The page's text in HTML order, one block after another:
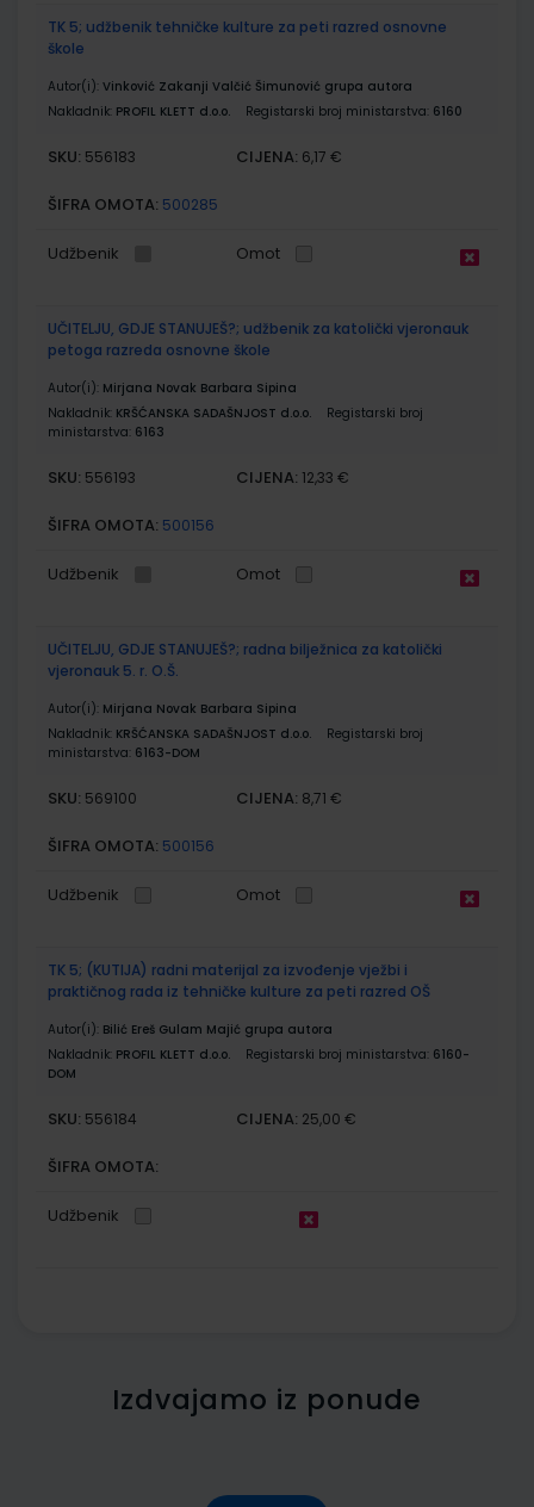
TK 5; udžbenik tehničke kulture za peti razred osnovne
škole
Autor(i): Vinković Zakanji Valčić Šimunović grupa autora
Nakladnik: PROFIL KLETT d.o.o. Registarski broj ministarstva: 6160
SKU: 556183 CIJENA: 6,17 €
ŠIFRA OMOTA: 500285
Udžbenik Omot
UČITELJU, GDJE STANUJEŠ?; udžbenik za katolički vjeronauk
petoga razreda osnovne škole
Autor(i): Mirjana Novak Barbara Sipina
Nakladnik: KRŠĆANSKA SADAŠNJOST d.o.o.
Registarski broj
ministarstva: 6163
SKU: 556193 CIJENA: 12,33 €
ŠIFRA OMOTA: 500156
Udžbenik Omot
UČITELJU, GDJE STANUJEŠ?; radna bilježnica za katolički
vjeronauk 5. r. O.Š.
Autor(i): Mirjana Novak Barbara Sipina
Nakladnik: KRŠĆANSKA SADAŠNJOST d.o.o.
Registarski broj
ministarstva: 6163-DOM
SKU: 569100 CIJENA: 8,71 €
ŠIFRA OMOTA: 500156
Udžbenik Omot
TK 5; (KUTIJA) radni materijal za izvođenje vježbi i
praktičnog rada iz tehničke kulture za peti razred OŠ
Autor(i): Bilić Ereš Gulam Majić grupa autora
Nakladnik: PROFIL KLETT d.o.o. Registarski broj ministarstva: 6160-
DOM
SKU: 556184 CIJENA: 25,00 €
ŠIFRA OMOTA:
Udžbenik
Izdvajamo iz ponude